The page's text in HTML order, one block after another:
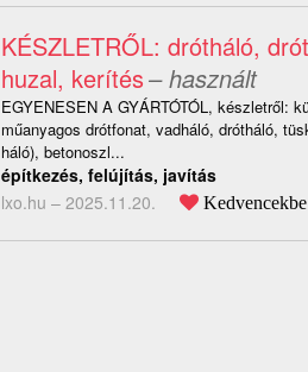
KÉSZLETRŐL: drótháló,
huzal, kerítés– használt
EGYENESEN A GYÁRTÓTÓL, készletről:
műanyagos drótfonat, vadháló, drótháló,
háló), betonoszl...
építkezés, felújítás, javítás
lxo.hu – 2025.11.20. Kedvencekbe